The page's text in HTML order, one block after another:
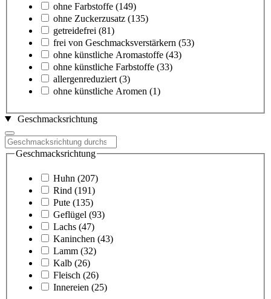
ohne Farbstoffe (149)
ohne Zuckerzusatz (135)
getreidefrei (81)
frei von Geschmacksverstärkern (53)
ohne künstliche Aromastoffe (43)
ohne künstliche Farbstoffe (33)
allergenreduziert (3)
ohne künstliche Aromen (1)
Geschmacksrichtung
Geschmacksrichtung
Huhn (207)
Rind (191)
Pute (135)
Geflügel (93)
Lachs (47)
Kaninchen (43)
Lamm (32)
Kalb (26)
Fleisch (26)
Innereien (25)